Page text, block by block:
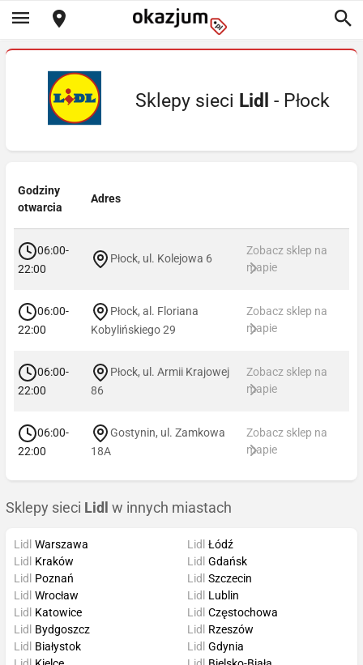
Sklepy sieci Lidl - Płock
Godziny
otwarcia
Adres
06:00-
22:00
Płock, ul. Kolejowa 6
Zobacz sklep na
mapie
06:00-
22:00
Płock, al. Floriana
Kobylińskiego 29
Zobacz sklep na
mapie
06:00-
22:00
Płock, ul. Armii Krajowej
86
Zobacz sklep na
mapie
06:00-
22:00
Gostynin, ul. Zamkowa
18A
Zobacz sklep na
mapie
Sklepy sieci Lidl w innych miastach
Lidl Warszawa
Lidl Kraków
Lidl Poznań
Lidl Wrocław
Lidl Łódź
Lidl Gdańsk
Lidl Szczecin
Lidl Lublin
Lidl Katowice
Lidl Bydgoszcz
Lidl Białystok
Lidl Częstochowa
Lidl Rzeszów
Lidl Gdynia